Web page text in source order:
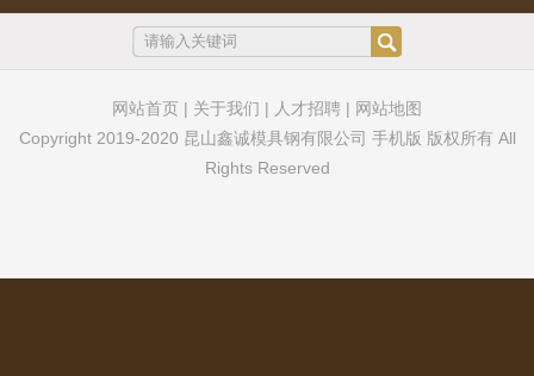
M333奥地利百禄
...
超镜面塑料模具钢S136H
网站首页 | 关于我们 | 人才招聘 | 网站地图
Copyright 2019-2020 昆山鑫诚模具钢有限公司 手机版 版权所有 All
Rights Reserved